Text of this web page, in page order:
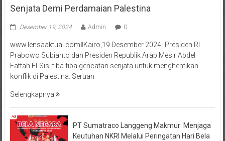
Senjata Demi Perdamaian Palestina
Desember 19, 2024 Admin 0
www.lensaaktual.comǁKairo,19 Desember 2024- Presiden RI
Prabowo Subianto dan Presiden Republik Arab Mesir Abdel
Fattah El-Sisi tiba-tiba gencatan senjata untuk menghentikan
konflik di Palestina. Seruan
Selengkapnya
PT Sumatraco Langgeng Makmur: Menjaga
Keutuhan NKRI Melalui Peringatan Hari Bela